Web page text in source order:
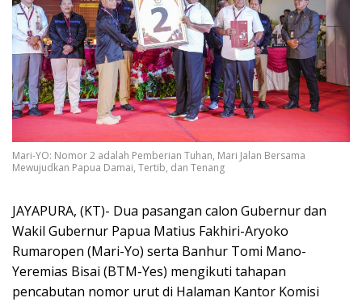
Mari-YO: Nomor 2 adalah Pemberian Tuhan, Mari Jalan Bersama
Mewujudkan Papua Damai, Tertib, dan Tenang
JAYAPURA, (KT)- Dua pasangan calon Gubernur dan
Wakil Gubernur Papua Matius Fakhiri-Aryoko
Rumaropen (Mari-Yo) serta Banhur Tomi Mano-
Yeremias Bisai (BTM-Yes) mengikuti tahapan
pencabutan nomor urut di Halaman Kantor Komisi